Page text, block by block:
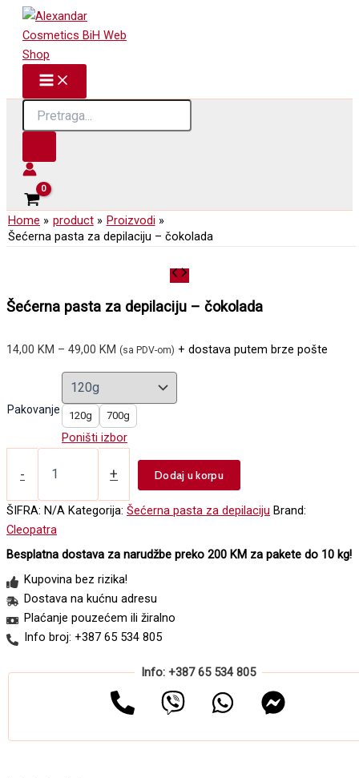
Skip
content
Products
search
Home product
Proizvodi
Šećerna pasta za depilaciju – čokolada
Šećerna pasta za depilaciju – čokolada
14,00 KM – 49,00 KM Price
14,00 KM
through
49,00 KM
(sa PDV-om) + dostava putem brze pošte
Pakovanje 120g 700g
Poništi izbor
-
Šećerna
depilaciju
-
čokolada
količina
+ Dodaj u korpu
ŠIFRA: N/A Kategorija: Šećerna pasta za depilaciju Brand:
Cleopatra
Besplatna dostava za narudžbe preko 200 KM za pakete do 10 kg!
Kupovina bez rizika!
Dostava na kućnu adresu
Plaćanje pouzećem ili žiralno
Info broj: +387 65 534 805
Info: +387 65 534 805